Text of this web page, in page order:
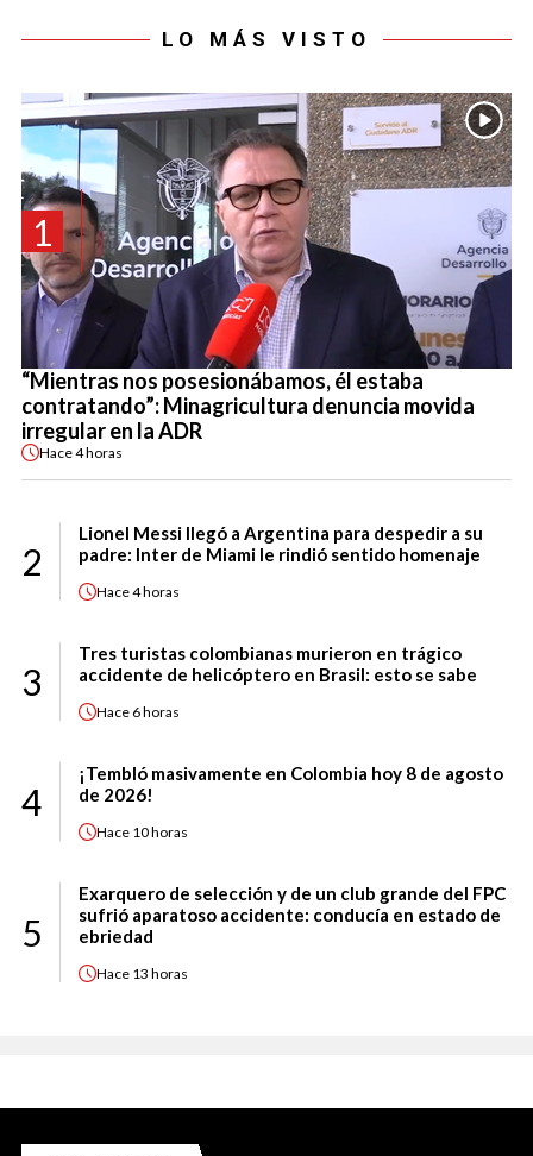
LO MÁS VISTO
1
“Mientras nos posesionábamos, él estaba
contratando”: Minagricultura denuncia movida
irregular en la ADR
Hace4 horas
2
Lionel Messi llegó a Argentina para despedir a su
padre: Inter de Miami le rindió sentido homenaje
Hace4 horas
3
Tres turistas colombianas murieron en trágico
accidente de helicóptero en Brasil: esto se sabe
Hace 6 horas
4
¡Tembló masivamente en Colombia hoy 8 de agosto
de 2026!
Hace 10 horas
5
Exarquero de selección y de un club grande del FPC
sufrió aparatoso accidente: conducía en estado de
ebriedad
Hace 13 horas